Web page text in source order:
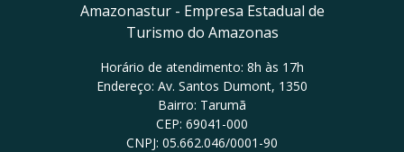
Amazonastur - Empresa Estadual de
Turismo do Amazonas
Horário de atendimento: 8h às 17h
Endereço: Av. Santos Dumont, 1350
Bairro: Tarumã
CEP: 69041-000
CNPJ: 05.662.046/0001-90